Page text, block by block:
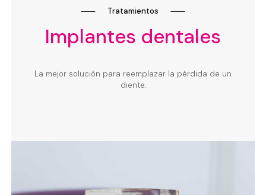
⸺ Tratamientos ⸺
Implantes dentales
La mejor solución para reemplazar la pérdida de un
diente.